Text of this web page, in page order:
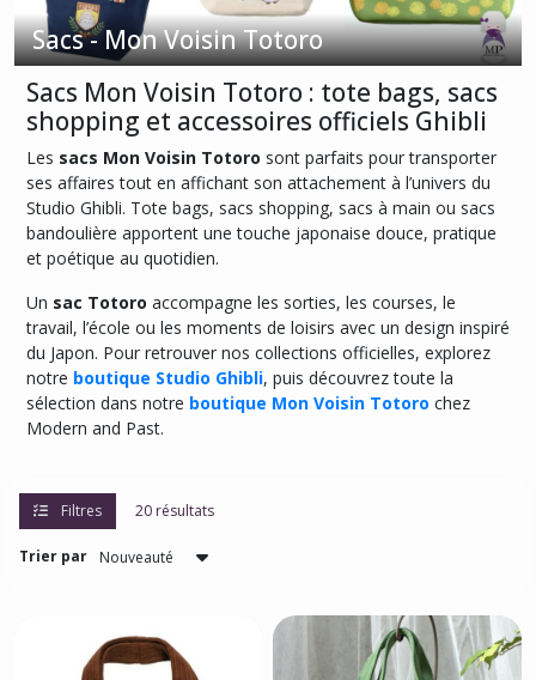
Sacs - Mon Voisin Totoro
Sacs Mon Voisin Totoro : tote bags, sacs
shopping et accessoires officiels Ghibli
Les sacs Mon Voisin Totoro sont parfaits pour transporter
ses affaires tout en affichant son attachement à l’univers du
Studio Ghibli. Tote bags, sacs shopping, sacs à main ou sacs
bandoulière apportent une touche japonaise douce, pratique
et poétique au quotidien.
Un sac Totoro accompagne les sorties, les courses, le
travail, l’école ou les moments de loisirs avec un design inspiré
du Japon. Pour retrouver nos collections officielles, explorez
notre boutique Studio Ghibli, puis découvrez toute la
sélection dans notre boutique Mon Voisin Totoro chez
Modern and Past.
Filtres 20 résultats
Trier par
les
résultats